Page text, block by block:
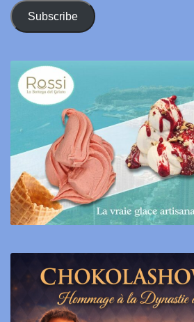
Address
Subscribe